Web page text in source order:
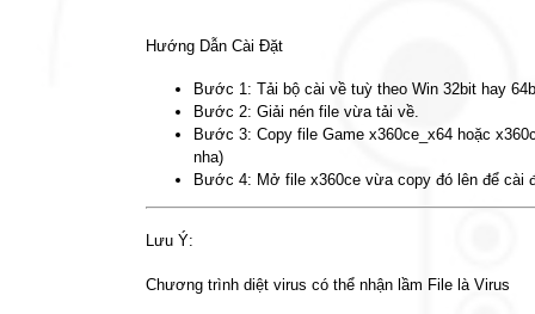
Hướng Dẫn Cài Đặt
Bước 1: Tải bộ cài về tuỳ theo Win 32bit hay
Bước 2: Giải nén file vừa tải về.
Bước 3: Copy file Game x360ce_x64 hoặc
nha)
Bước 4: Mở file x360ce vừa copy đó lên để cài
Lưu Ý:
Chương trình diệt virus có thể nhận lầm File là Virus